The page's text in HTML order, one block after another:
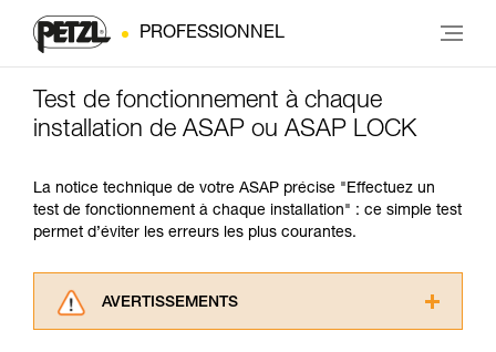
PROFESSIONNEL
Test de fonctionnement à chaque
installation de ASAP ou ASAP LOCK
La notice technique de votre ASAP précise "Effectuez un
test de fonctionnement à chaque installation" : ce simple test
permet d’éviter les erreurs les plus courantes.
AVERTISSEMENTS